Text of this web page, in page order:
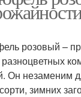
розовый –
Он незаменим
зимних